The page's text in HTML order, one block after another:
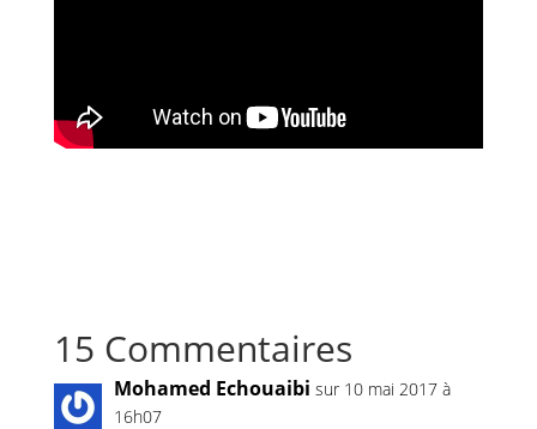
15 Commentaires
Mohamed Echouaibi sur 10 mai 2017 à
16h07